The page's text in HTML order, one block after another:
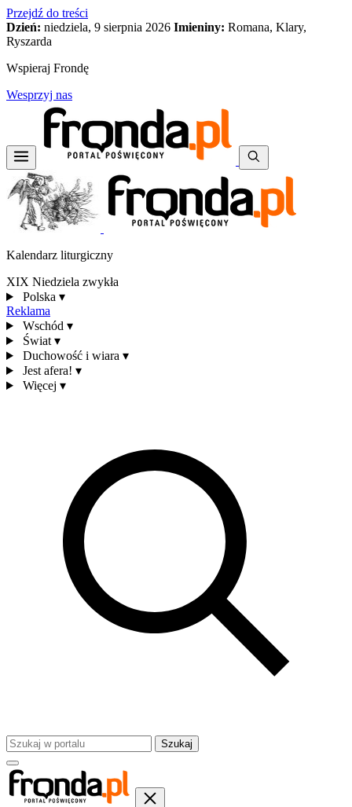
Przejdź do treści
Dzień: niedziela, 9 sierpnia 2026 Imieniny: Romana, Klary,
Ryszarda
Wspieraj Frondę
Wesprzyj nas
Kalendarz liturgiczny
XIX Niedziela zwykła
Polska ▾
Reklama
Wschód ▾
Świat ▾
Duchowość i wiara ▾
Jest afera! ▾
Więcej ▾
Szukaj